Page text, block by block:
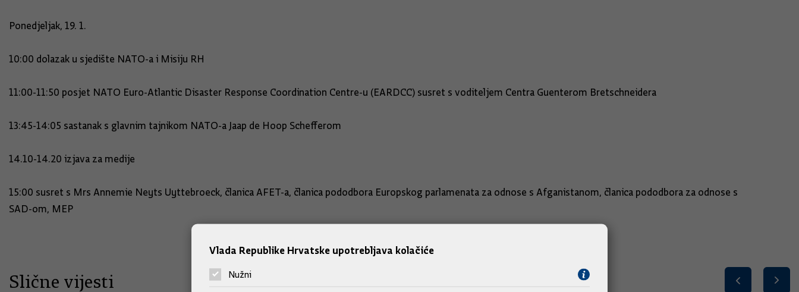
Ponedjeljak, 19. 1.
10:00 dolazak u sjedište NATO-a i Misiju RH
11:00-11:50 posjet NATO Euro-Atlantic Disaster Response Coordination Centre-u (EARDCC) susret s voditeljem Centra Guenterom Bretschneidera
13:45-14:05 sastanak s glavnim tajnikom NATO-a Jaap de Hoop Schefferom
14.10-14.20 izjava za medije
15:00 susret s Mrs Annemie Neyts Uyttebroeck, članica AFET-a, članica pododbora Europskog parlamenata za odnose s Afganistanom, članica pododbora za odnose s
SAD-om, MEP
Slične vijesti
Vlada Republike Hrvatske upotrebljava kolačiće
Nužni